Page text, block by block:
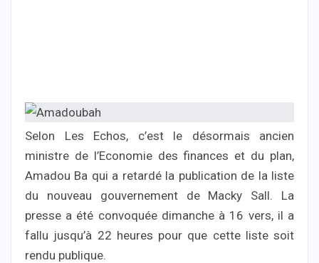
Selon Les Echos, c’est le désormais ancien
ministre de l’Economie des finances et du plan,
Amadou Ba qui a retardé la publication de la liste
du nouveau gouvernement de Macky Sall. La
presse a été convoquée dimanche à 16 vers, il a
fallu jusqu’à 22 heures pour que cette liste soit
rendu publique.